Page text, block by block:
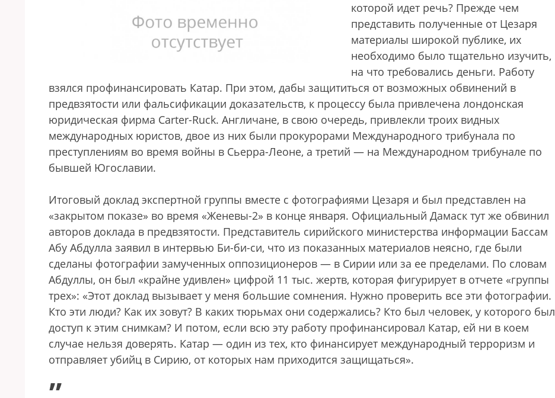
которой идет речь? Прежде чем
представить полученные от Цезаря
материалы широкой публике, их
необходимо было тщательно изучить,
на что требовались деньги. Работу
взялся профинансировать Катар. При этом, дабы защититься от возможных обвинений в
предвзятости или фальсификации доказательств, к процессу была привлечена лондонская
юридическая фирма Carter-Ruck. Англичане, в свою очередь, привлекли троих видных
международных юристов, двое из них были прокурорами Международного трибунала по
преступлениям во время войны в Сьерра-Леоне, а третий — на Международном трибунале по
бывшей Югославии.
Итоговый доклад экспертной группы вместе с фотографиями Цезаря и был представлен на
«закрытом показе» во время «Женевы-2» в конце января. Официальный Дамаск тут же обвинил
авторов доклада в предвзятости. Представитель сирийского министерства информации Бассам
Абу Абдулла заявил в интервью Би-би-си, что из показанных материалов неясно, где были
сделаны фотографии замученных оппозиционеров — в Сирии или за ее пределами. По словам
Абдуллы, он был «крайне удивлен» цифрой 11 тыс. жертв, которая фигурирует в отчете «группы
трех»: «Этот доклад вызывает у меня большие сомнения. Нужно проверить все эти фотографии.
Кто эти люди? Как их зовут? В каких тюрьмах они содержались? Кто был человек, у которого был
доступ к этим снимкам? И потом, если всю эту работу профинансировал Катар, ей ни в коем
случае нельзя доверять. Катар — один из тех, кто финансирует международный терроризм и
отправляет убийц в Сирию, от которых нам приходится защищаться».
„